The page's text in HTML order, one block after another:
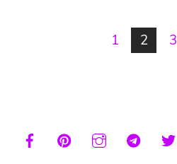
1 2 3